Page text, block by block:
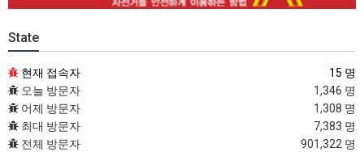
State
현재 접속자
15 명
오늘 방문자
1,346 명
어제 방문자
1,308 명
최대 방문자
7,383 명
전체 방문자
901,322 명